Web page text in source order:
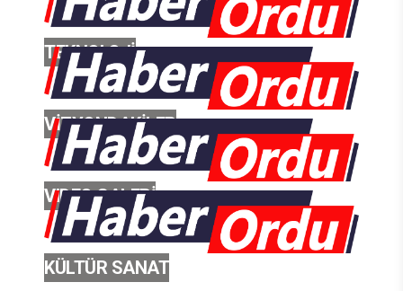
TEKNOLOJİ
VİZYONDAKİLER
VIDEO GALERİ
KÜLTÜR SANAT